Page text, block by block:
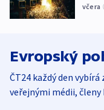
včera
Evropský
ČT24 každý den
veřejnými médii, členy